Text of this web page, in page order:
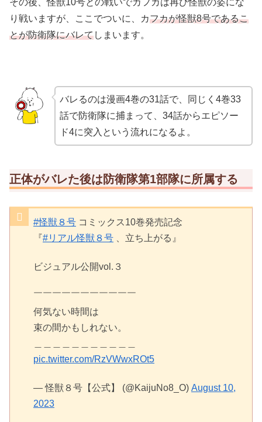
その後、怪獣10号との戦いでカフカは再び怪獣の姿にな
り戦いますが、ここでついに、カフカが怪獣8号であるこ
とが防衛隊にバレてしまいます。
バレるのは漫画4巻の31話で、同じく4巻33
話で防衛隊に捕まって、34話からエピソー
ド4に突入という流れになるよ。
正体がバレた後は防衛隊第1部隊に所属する
#怪獣８号 コミックス10巻発売記念
『#リアル怪獣８号 、立ち上がる』
ビジュアル公開vol.３
￣￣￣￣￣￣￣￣￣￣￣
何気ない時間は
束の間かもしれない。
pic.twitter.com/RzVWwxROt5
— 怪獣８号【公式】 (@KaijuNo8_O) August 10,
2023